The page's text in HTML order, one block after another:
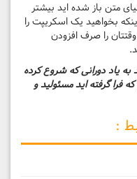
متن باز شده اید بیشتر
بخواهید یک اسکریپت را
را صرف افزودن
یاد دورانی که شروع کرده
فرا گرفته اید مسئولید و
: